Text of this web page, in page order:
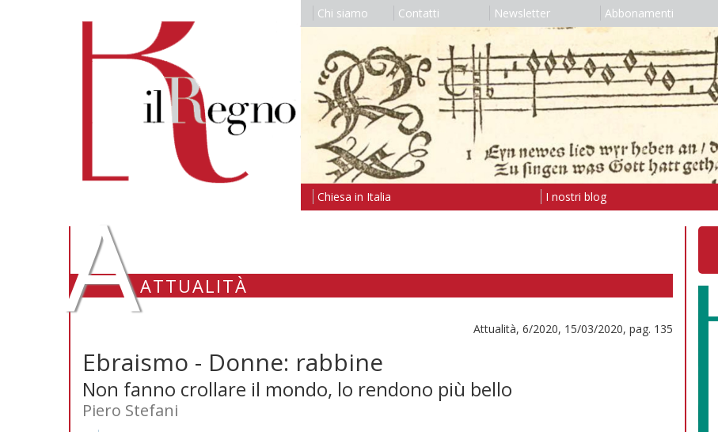
Chi siamo Contatti Newsletter Abbonamenti
Chiesa in Italia I nostri blog
AATTUALITÀ
Attualità, 6/2020, 15/03/2020, pag. 135
Ebraismo - Donne: rabbine
Non fanno crollare il mondo, lo rendono più bello
Piero Stefani